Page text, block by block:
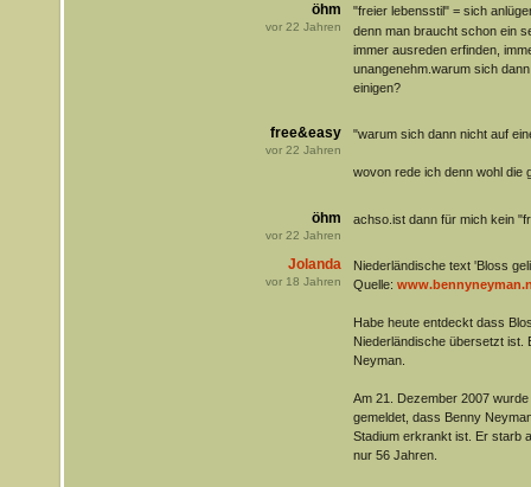
öhm
vor 22 Jahren
"freier lebensstil" = sich
denn man braucht schon ein
immer ausreden erfinden,
unangenehm.warum sich
einigen?
free&easy
vor 22 Jahren
"warum sich dann nicht auf
wovon rede ich denn wohl die
öhm
vor 22 Jahren
achso.ist dann für mich kein
Jolanda
vor 18 Jahren
Niederländische text 'Bloss
Quelle:
Habe heute entdeckt dass
Niederländische übersetzt ist.
Neyman.
Am 21. Dezember 2007
gemeldet, dass Benny
Stadium erkrankt ist. Er starb
nur 56 Jahren.